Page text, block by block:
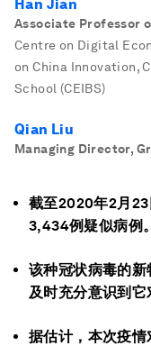
Han Jian
Associate Professor
Centre on Digital
on China Innovation,
School (CEIBS)
Qian Liu
Managing Director,
截至2020年2月23
3,434例疑似病例。
该种冠状病毒的
及时充分意识到它
据估计，本次疫